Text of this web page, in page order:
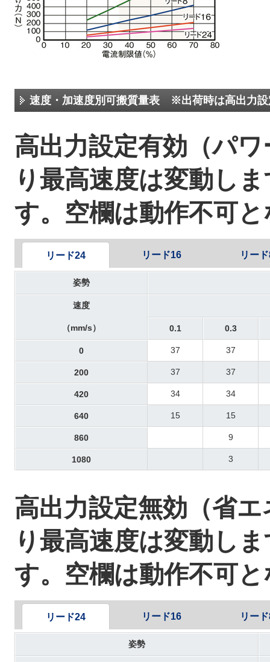
速度・加速度別可搬質量表 ※出荷時は高出力設
高出力設定有効（パ
り最高速度は変動し
す。空欄は動作不可
リード24
姿勢
速度
（mm/s） 0.1 0.3
0 37 37
200 37 37
420 34 34
640 15 15
860 9
1080 3
リード16 リー
高出力設定無効（省
り最高速度は変動し
す。空欄は動作不可
リード24
姿勢
リード16 リー